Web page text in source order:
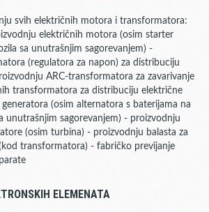
svih električnih motora i transformatora:
električnih motora (osim starter
sa unutrašnjim sagorevanjem) -
(regulatora za napon) za distribuciju
ARC-transformatora za zavarivanje
transformatora za distribuciju električne
(osim alternatora s baterijama na
unutrašnjim sagorevanjem) - proizvodnju
(osim turbina) - proizvodnju balasta za
transformatora) - fabričko previjanje
ELEMENATA